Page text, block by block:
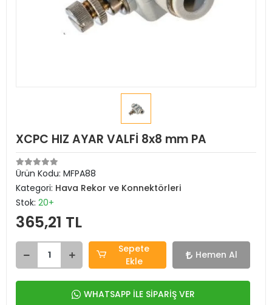
XCPC HIZ AYAR VALFİ 8x8 mm PA
Ürün Kodu: MFPA88
Kategori: Hava Rekor ve Konnektörleri
Stok: 20+
365,21 TL
Sepete
Ekle
Hemen Al
WHATSAPP İLE SİPARİŞ VER